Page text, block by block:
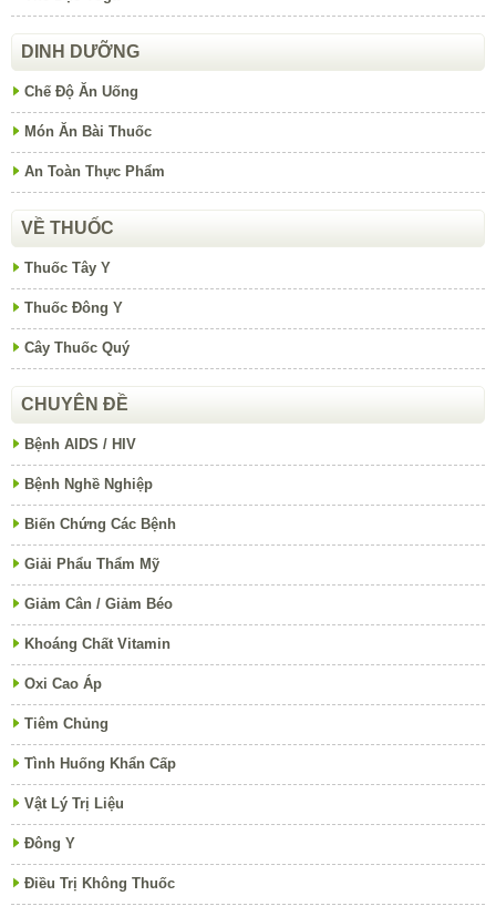
DINH DƯỠNG
Chế Độ Ăn Uống
Món Ăn Bài Thuốc
An Toàn Thực Phẩm
VỀ THUỐC
Thuốc Tây Y
Thuốc Đông Y
Cây Thuốc Quý
CHUYÊN ĐỀ
Bệnh AIDS / HIV
Bệnh Nghề Nghiệp
Biến Chứng Các Bệnh
Giải Phẩu Thẩm Mỹ
Giảm Cân / Giảm Béo
Khoáng Chất Vitamin
Oxi Cao Áp
Tiêm Chủng
Tình Huống Khẩn Cấp
Vật Lý Trị Liệu
Đông Y
Điều Trị Không Thuốc